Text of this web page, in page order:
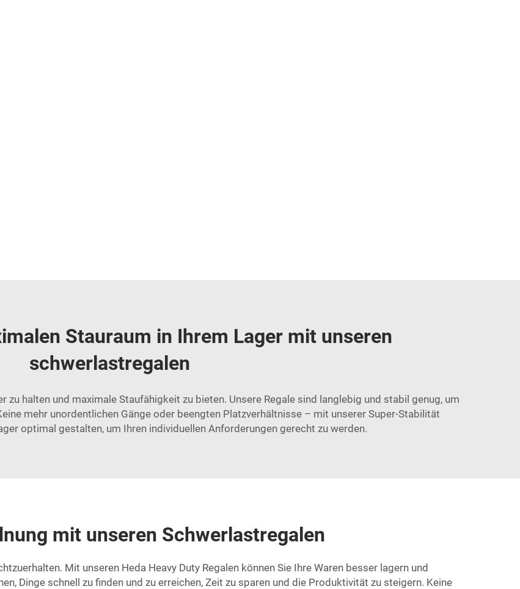
Stauraum in Ihrem Lager mit unseren
schwerlastregalen
zu halten und maximale Staufähigkeit zu bieten. Unsere Regale sind langlebig und stabil genug, um
mehr unordentlichen Gänge oder beengten Platzverhältnisse – mit unserer Super-Stabilität
optimal gestalten, um Ihren individuellen Anforderungen gerecht zu werden.
mit unseren Schwerlastregalen
Mit unseren Heda Heavy Duty Regalen können Sie Ihre Waren besser lagern und
Dinge schnell zu finden und zu erreichen, Zeit zu sparen und die Produktivität zu steigern. Keine